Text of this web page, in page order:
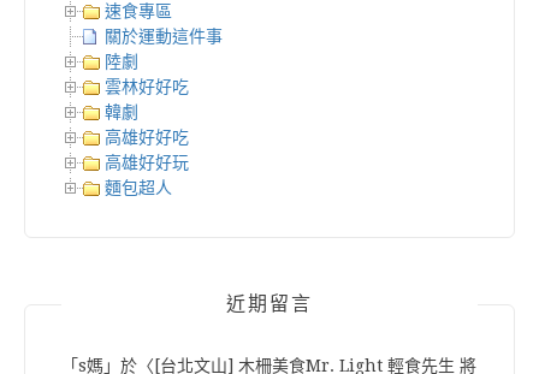
速食專區
關於運動這件事
陸劇
雲林好好吃
韓劇
高雄好好吃
高雄好好玩
麵包超人
近期留言
「s媽 」於〈 [台北文山] 木柵美食Mr. Light 輕食先生 將